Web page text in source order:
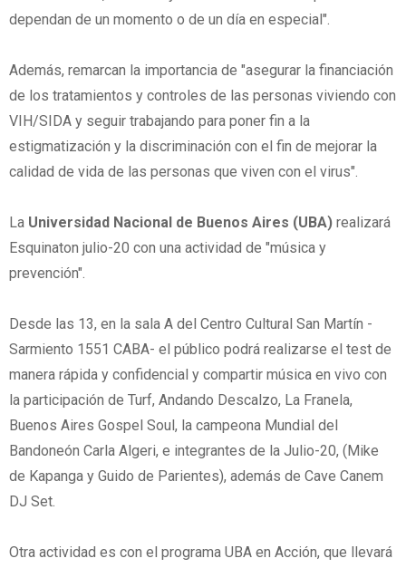
dependan de un momento o de un día en especial".
Además, remarcan la importancia de "asegurar la financiación
de los tratamientos y controles de las personas viviendo con
VIH/SIDA y seguir trabajando para poner fin a la
estigmatización y la discriminación con el fin de mejorar la
calidad de vida de las personas que viven con el virus".
La Universidad Nacional de Buenos Aires (UBA) realizará
Esquinaton julio-20 con una actividad de "música y
prevención".
Desde las 13, en la sala A del Centro Cultural San Martín -
Sarmiento 1551 CABA- el público podrá realizarse el test de
manera rápida y confidencial y compartir música en vivo con
la participación de Turf, Andando Descalzo, La Franela,
Buenos Aires Gospel Soul, la campeona Mundial del
Bandoneón Carla Algeri, e integrantes de la Julio-20, (Mike
de Kapanga y Guido de Parientes), además de Cave Canem
DJ Set.
Otra actividad es con el programa UBA en Acción, que llevará